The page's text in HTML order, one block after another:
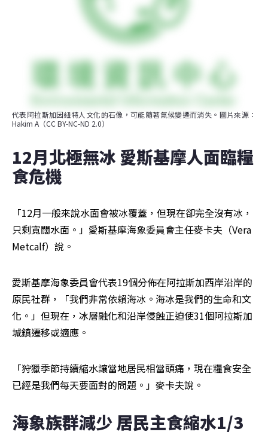
代表阿拉斯加因紐特人文化的石像，可能隨著氣候變遷而消失。圖片來源：
Hakim A（CC BY-NC-ND 2.0）
12月北極無冰 愛斯基摩人面臨糧
食危機
「12月一般來說水面會被冰覆蓋，但現在卻完全沒有冰，
只剩寬闊水面。」愛斯基摩海象委員會主任麥卡夫（Vera
Metcalf）說。
愛斯基摩海象委員會代表19個分佈在阿拉斯加西岸沿岸的
原民社群，「我們非常依賴海冰。海冰是我們的生命和文
化。」但現在，冰層融化和沿岸侵蝕正迫使31個阿拉斯加
城鎮遷移或適應。
「狩獵季節持續縮水讓當地居民相當頭痛，現在糧食安全
已經是我們每天要面對的問題。」麥卡夫說。
海象族群減少 居民主食縮水1/3